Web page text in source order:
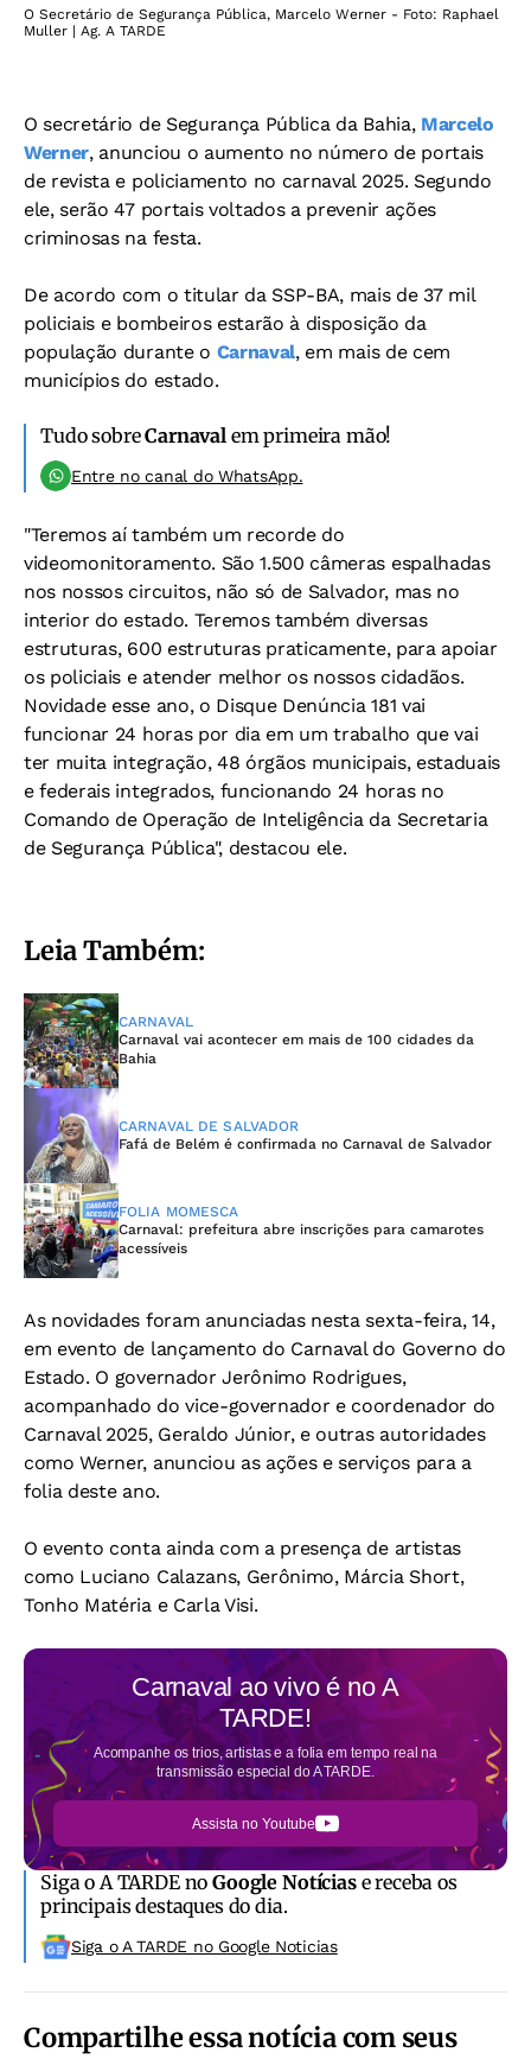
O Secretário de Segurança Pública, Marcelo Werner - Foto: Raphael
Muller | Ag. A TARDE
O secretário de Segurança Pública da Bahia, Marcelo
Werner, anunciou o aumento no número de portais
de revista e policiamento no carnaval 2025. Segundo
ele, serão 47 portais voltados a prevenir ações
criminosas na festa.
De acordo com o titular da SSP-BA, mais de 37 mil
policiais e bombeiros estarão à disposição da
população durante o Carnaval, em mais de cem
municípios do estado.
Tudo sobreCarnavalem primeira mão!
Entre no canal do WhatsApp.
"Teremos aí também um recorde do
videomonitoramento. São 1.500 câmeras espalhadas
nos nossos circuitos, não só de Salvador, mas no
interior do estado. Teremos também diversas
estruturas, 600 estruturas praticamente, para apoiar
os policiais e atender melhor os nossos cidadãos.
Novidade esse ano, o Disque Denúncia 181 vai
funcionar 24 horas por dia em um trabalho que vai
ter muita integração, 48 órgãos municipais, estaduais
e federais integrados, funcionando 24 horas no
Comando de Operação de Inteligência da Secretaria
de Segurança Pública", destacou ele.
Leia Também:
CARNAVAL
Carnaval vai acontecer em mais de 100 cidades da
Bahia
CARNAVAL DE SALVADOR
Fafá de Belém é confirmada no Carnaval de Salvador
FOLIA MOMESCA
Carnaval: prefeitura abre inscrições para camarotes
acessíveis
As novidades foram anunciadas nesta sexta-feira, 14,
em evento de lançamento do Carnaval do Governo do
Estado. O governador Jerônimo Rodrigues,
acompanhado do vice-governador e coordenador do
Carnaval 2025, Geraldo Júnior, e outras autoridades
como Werner, anunciou as ações e serviços para a
folia deste ano.
O evento conta ainda com a presença de artistas
como Luciano Calazans, Gerônimo, Márcia Short,
Tonho Matéria e Carla Visi.
Carnaval ao vivo é noA
TARDE!
Acompanhe os trios, artistas e a folia em tempo real na
transmissão especial do A TARDE.
Assista no Youtube
Siga o A TARDE noGoogle Notíciase receba os
principais destaques do dia.
Siga o A TARDE no Google Noticias
Compartilhe essa notícia com seus